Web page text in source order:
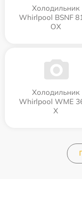
Холодильник
Whirlpool BSNF
OX
Холодильник
Whirlpool WME
X